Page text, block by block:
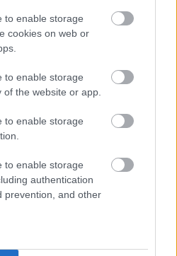
to enable storage
cookies on web or
to enable storage
the website or app.
to enable storage
to enable storage
authentication
prevention, and other
Güler csatája új
Felrobbantotta a
videó
labdarúgással foglalkozó
ki Szoboszlai és Arda Güler